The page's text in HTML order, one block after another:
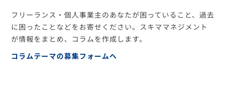
フリーランス・個人事業主のあなたが困っていること、過去
に困ったことなどをお寄せください。スキママネジメント
が情報をまとめ、コラムを作成します。
コラムテーマの募集フォームへ